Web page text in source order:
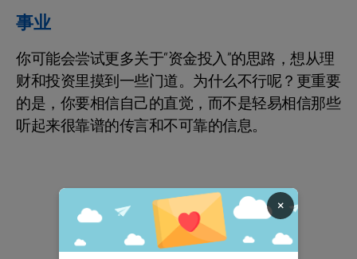
事业
你可能会尝试更多关于“资金投入”的思路，想从理
财和投资里摸到一些门道。为什么不行呢？更重要
的是，你要相信自己的直觉，而不是轻易相信那些
听起来很靠谱的传言和不可靠的信息。
×